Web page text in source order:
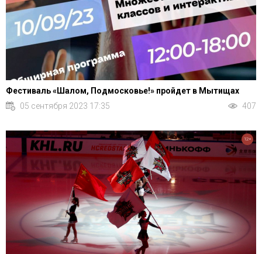
Фестиваль «Шалом, Подмосковье!» пройдет в Мытищах
05 сентября 2023 17:35
407
12+